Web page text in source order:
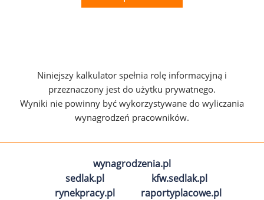
Niniejszy kalkulator spełnia rolę informacyjną i
przeznaczony jest do użytku prywatnego.
Wyniki nie powinny być wykorzystywane do wyliczania
wynagrodzeń pracowników.
wynagrodzenia.pl
sedlak.pl
kfw.sedlak.pl
rynekpracy.pl
raportyplacowe.pl